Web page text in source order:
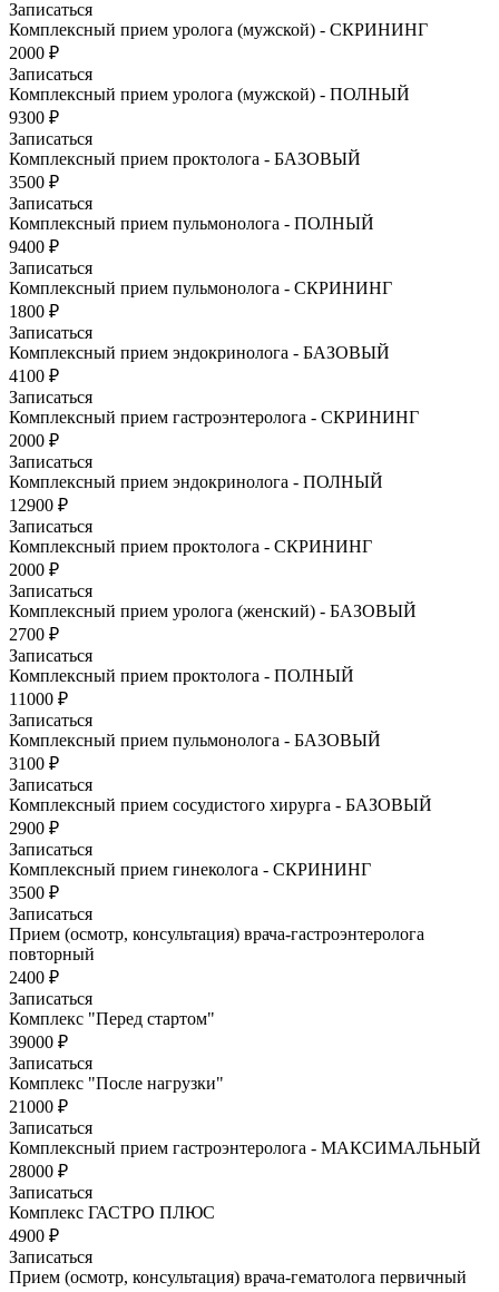
Записаться
Комплексный прием уролога (мужской) - СКРИНИНГ
2000 ₽
Записаться
Комплексный прием уролога (мужской) - ПОЛНЫЙ
9300 ₽
Записаться
Комплексный прием проктолога - БАЗОВЫЙ
3500 ₽
Записаться
Комплексный прием пульмонолога - ПОЛНЫЙ
9400 ₽
Записаться
Комплексный прием пульмонолога - СКРИНИНГ
1800 ₽
Записаться
Комплексный прием эндокринолога - БАЗОВЫЙ
4100 ₽
Записаться
Комплексный прием гастроэнтеролога - СКРИНИНГ
2000 ₽
Записаться
Комплексный прием эндокринолога - ПОЛНЫЙ
12900 ₽
Записаться
Комплексный прием проктолога - СКРИНИНГ
2000 ₽
Записаться
Комплексный прием уролога (женский) - БАЗОВЫЙ
2700 ₽
Записаться
Комплексный прием проктолога - ПОЛНЫЙ
11000 ₽
Записаться
Комплексный прием пульмонолога - БАЗОВЫЙ
3100 ₽
Записаться
Комплексный прием сосудистого хирурга - БАЗОВЫЙ
2900 ₽
Записаться
Комплексный прием гинеколога - СКРИНИНГ
3500 ₽
Записаться
Прием (осмотр, консультация) врача-гастроэнтеролога
повторный
2400 ₽
Записаться
Комплекс "Перед стартом"
39000 ₽
Записаться
Комплекс "После нагрузки"
21000 ₽
Записаться
Комплексный прием гастроэнтеролога - МАКСИМАЛЬНЫЙ
28000 ₽
Записаться
Комплекс ГАСТРО ПЛЮС
4900 ₽
Записаться
Прием (осмотр, консультация) врача-гематолога первичный